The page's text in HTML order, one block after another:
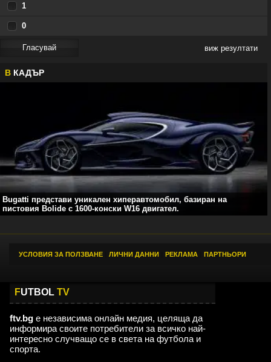
1
0
виж резултати
В КАДЪР
Bugatti представи уникален хиперавтомобил, базиран на
пистовия Bolide с 1600-конски W16 двигател.
УСЛОВИЯ ЗА ПОЛЗВАНЕ ЛИЧНИ ДАННИ РЕКЛАМА ПАРТНЬОРИ
FUTBOL TV
ftv.bg е независима онлайн медия, целяща да
информира своите потребители за всичко най-
интересно случващо се в света на футбола и
спорта.